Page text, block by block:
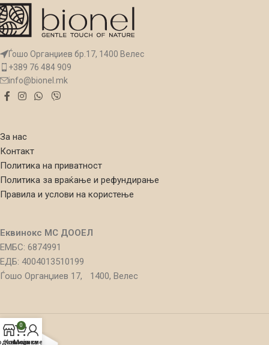
Ѓошо Органџиев бр.17, 1400 Велес
+389 76 484 909
info@bionel.mk
За нас
Контакт
Политика на приватност
Политика за враќање и рефундирање
Правила и услови на користење
Еквинокс МС ДООЕЛ
ЕМБС: 6874991
ЕДБ: 4004013510199
Ѓошо Органџиев 17, 1400, Велес
0
Кошничка
Моја сметка